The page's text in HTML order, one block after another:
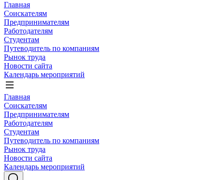
Главная
Соискателям
Предпринимателям
Работодателям
Студентам
Путеводитель по компаниям
Рынок труда
Новости сайта
Календарь мероприятий
Главная
Соискателям
Предпринимателям
Работодателям
Студентам
Путеводитель по компаниям
Рынок труда
Новости сайта
Календарь мероприятий